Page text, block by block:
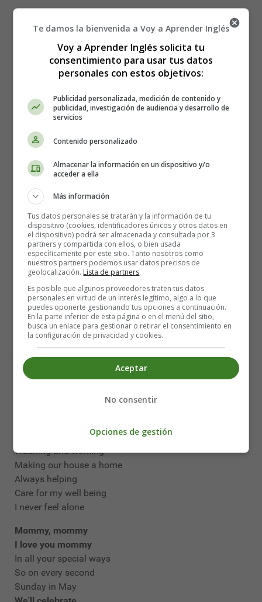
"Mommy, mommy, I love you mommy"
This is your special day
Flowers and presents
And breakfast in bed
Whatever you wish for
I'll give you instead
Mommy, mommy, I love you mommy
No chores for you today
Washing and working
Making our house a home
Always helping
Care for my well being
I never feel alone
Mommy, mommy
I love you mommy
In all your special ways
So on every second
Sunday in May
Te damos la bienvenida a Voy a Aprender Inglés
Voy a Aprender Inglés solicita tu
consentimiento para usar tus datos
personales con estos objetivos:
Publicidad personalizada, medición de contenido y
publicidad, investigación de audiencia y desarrollo de
servicios
Contenido personalizado
Almacenar la información en un dispositivo y/o
acceder a ella
Más información
Tus datos personales se tratarán y la información de tu
dispositivo (cookies, identificadores únicos y otros datos en
el dispositivo) podrá ser almacenada y consultada por 3
partners y compartida con ellos, o bien usada
específicamente por este sitio. Tanto nosotros como
nuestros partners podemos usar datos precisos de
geolocalización. Lista de partners.
Es posible que algunos proveedores traten tus datos
personales en virtud de un interés legítimo, algo a lo que
puedes oponerte gestionando tus opciones a continuación.
En la parte inferior de esta página o en el menú del sitio,
busca un enlace para gestionar o retirar el consentimiento en
la configuración de privacidad y cookies.
Aceptar
No consentir
Opciones de gestión